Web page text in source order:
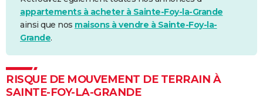
appartements à acheter à Sainte-Foy-la-Grande
ainsi que nos maisons à vendre à Sainte-Foy-la-
Grande.
RISQUE DE MOUVEMENT DE TERRAIN À
SAINTE-FOY-LA-GRANDE